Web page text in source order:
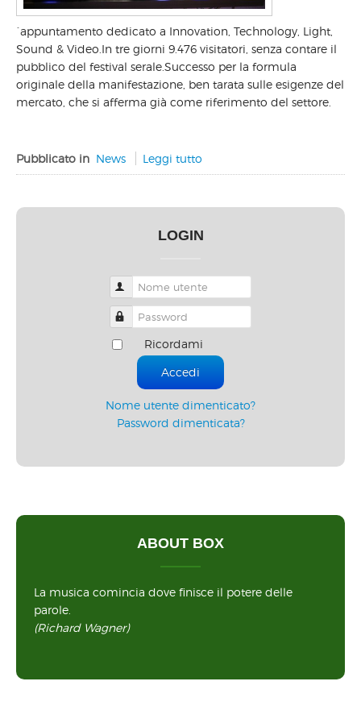
´appuntamento dedicato a Innovation, Technology, Light,
Sound & Video.In tre giorni 9.476 visitatori, senza contare il
pubblico del festival serale.Successo per la formula
originale della manifestazione, ben tarata sulle esigenze del
mercato, che si afferma già come riferimento del settore.
Pubblicato in News Leggi tutto
LOGIN
Nome utente
Password
Ricordami
Accedi
Nome utente dimenticato?
Password dimenticata?
ABOUT BOX
La musica comincia dove finisce il potere delle
parole.
(Richard Wagner)